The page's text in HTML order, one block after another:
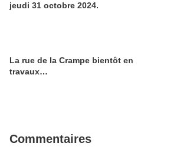
jeudi 31 octobre 2024.
La rue de la Crampe bientôt en
travaux…
Commentaires